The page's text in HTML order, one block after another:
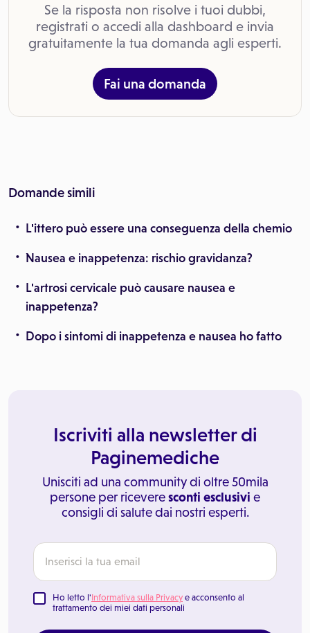
Se la risposta non risolve i tuoi dubbi,
registrati o accedi alla dashboard e invia
gratuitamente la tua domanda agli esperti.
Fai una domanda
Domande simili
L'ittero può essere una conseguenza della chemio
Nausea e inappetenza: rischio gravidanza?
L'artrosi cervicale può causare nausea e
inappetenza?
Dopo i sintomi di inappetenza e nausea ho fatto
Iscriviti alla newsletter di
Paginemediche
Unisciti ad una community di oltre 50mila
persone per riceveresconti esclusivi e
consigli di salute dai nostri esperti.
Ho letto l'Informativa sulla Privacy e acconsento al
trattamento dei miei dati personali